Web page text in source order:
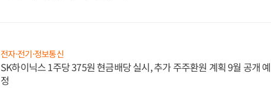
전자·전기·정보통신
SK하이닉스 1주당 375원 현금배당 실시, 추가 주주환원 계획 9월 공개 예
정